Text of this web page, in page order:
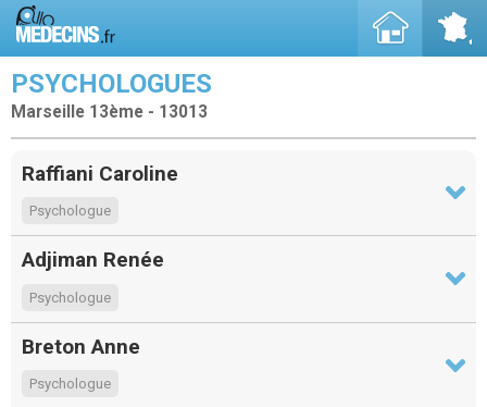
PSYCHOLOGUES
Marseille 13ème - 13013
Raffiani Caroline
Psychologue
Adjiman Renée
Psychologue
Breton Anne
Psychologue